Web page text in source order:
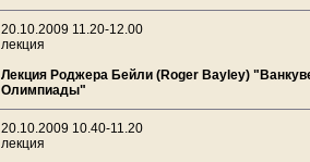
20.10.2009 11.20-12.00
лекция
Лекция Роджера Бейли (Roger Bayley)
Олимпиады"
20.10.2009 10.40-11.20
лекция